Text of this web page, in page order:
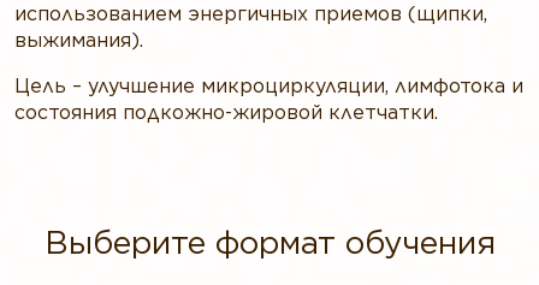
использованием энергичных приемов (щипки,
выжимания).
Цель – улучшение микроциркуляции, лимфотока и
состояния подкожно-жировой клетчатки.
Выберите формат обучения